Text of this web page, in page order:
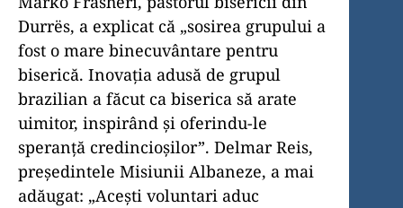
Durrës, a explicat că „sosirea grupului a
fost o mare binecuvântare pentru
biserică. Inovația adusă de grupul
brazilian a făcut ca biserica să arate
uimitor, inspirând și oferindu-le
speranță credincioșilor”. Delmar Reis,
președintele Misiunii Albaneze, a mai
adăugat: „Acești voluntari aduc